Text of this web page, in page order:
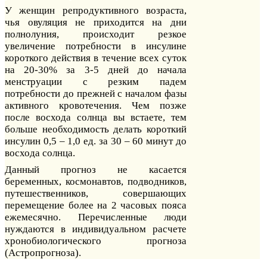
У женщин репродуктивного возраста,
чья овуляция не приходится на дни
полнолуния, происходит резкое
увеличение потребности в инсулине
короткого действия в течение всех суток
на 20-30% за 3-5 дней до начала
менструации с резким падем
потребности до прежней с началом фазы
активного кровотечения. Чем позже
после восхода солнца вы встаете, тем
больше необходимость делать короткий
инсулин 0,5 – 1,0 ед. за 30 – 60 минут до
восхода солнца.
Данный прогноз не касается
беременных, космонавтов, подводников,
путешественников, совершающих
перемещение более на 2 часовых пояса
ежемесячно. Перечисленные люди
нуждаются в индивидуальном расчете
хронобиологического прогноза
(Астропрогноза).